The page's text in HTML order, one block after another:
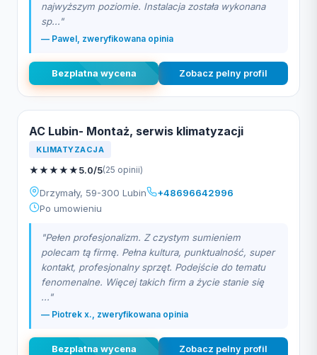
najwyższym poziomie. Instalacja została wykonana
sp..."
— Pawel, zweryfikowana opinia
Bezplatna wycena Zobacz pelny profil
AC Lubin- Montaż, serwis klimatyzacji
KLIMATYZACJA
★★★★★5.0/5(25 opinii)
Drzymały, 59-300 Lubin
+48696642996
Po umowieniu
"Pełen profesjonalizm. Z czystym sumieniem
polecam tą firmę. Pełna kultura, punktualność, super
kontakt, profesjonalny sprzęt. Podejście do tematu
fenomenalne. Więcej takich firm a życie stanie się
..."
— Piotrek x., zweryfikowana opinia
Bezplatna wycena Zobacz pelny profil